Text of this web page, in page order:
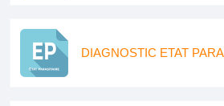
DIAGNOSTIC ETAT